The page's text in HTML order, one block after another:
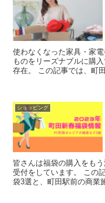
使わなくなった家具・家
ものをリーズナブルに購
存在。 この記事では、町田でおすすめのリサイクルショップを、ジ
ショッピング
皆さんは福袋の購入をも
受付をしています。 この記事では、町田で購入可能なユニークな福
袋3選と、町田駅前の商業